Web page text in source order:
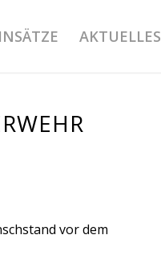
AKTUELLES
vor dem